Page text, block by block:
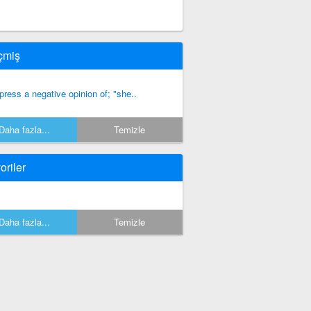
a negative opinion of; "she..
Daha fazla... Temizle
Daha fazla... Temizle